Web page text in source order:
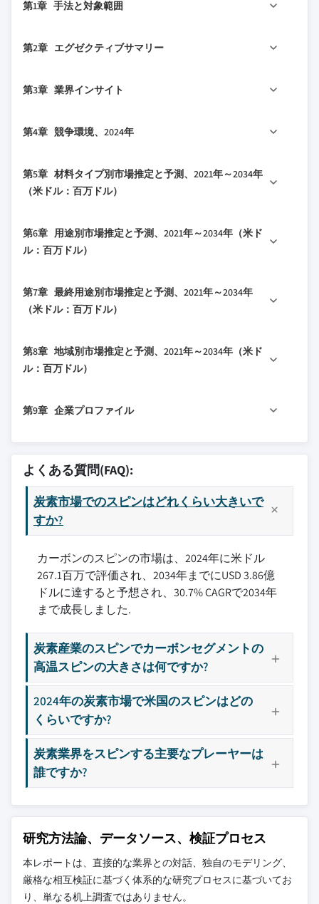
第1章 手法と対象範囲
1.2 調査設計
1.2.2 データ収集方法
1.3.1 グローバル
1.4 基本推定値と計算
1.4.1 基準年の計算
1.5 一次調査と検証
1.5.1 一次ソース
1.7 調査の前提条件と制限
第2章 エグゼクティブサマリー
2.2 主要市場トレンド
2.2.2 用途のトレンド
2.2.4 地域別のトレンド
2.3 TAM分析、2025-2034（米ドル：億ドル）
2.4.1 経営判断ポイント
2.4.2 重要成功要因
第3章 業界インサイト
3.1.1 サプライヤーの状況
3.1.3 コスト構造
3.1.4 各段階における付加価値
3.1.6 混乱要因
3.2 業界への影響要因
3.2.1.1 半導体業界におけるノードサイズ
の縮小
3.2.1.3 ファウンドリ投資の増加
3.2.1.5 先進的パッケージングにおける利
3.2.2.1 高い材料費と加工コスト
3.2.2.2 環境と廃棄物管理に関する懸念
3.3 成長ポテンシャル分析
3.4 規制環境
3.4.2 欧州
3.4.3 アジア太平洋
3.4.4 ラテンアメリカ
3.5 ポーターの分析
3.6 PESTEL分析
3.7 技術とイノベーションの状況
3.7.1 現在の技術トレンド
3.7.2 新興技術
3.8 新興ビジネスモデル
3.9 コンプライアンス要件
3.10 サステナビリティ対策
3.11 消費者センチメント分析
3.12 特許と知的財産分析
3.13 地政学的および貿易動向
第4章 競争環境、2024年
4.2 企業の市場シェア分析
4.2.1 地域別
4.2.1.2 欧州
4.3 主要企業の競争ベンチマーキング
4.3.1.2 利益率
4.3.2.2 技術
4.3.3 地理的プレゼンス比較
4.3.3.1 グローバルな足跡分析
ジ
4.3.3.3 地域別の市場浸透率
4.3.4 競争ポジショニングマトリックス
4.3.4.1 リーダー
4.3.4.2 チャレンジャー
4.3.4.3 フォロワー
4.3.4.4 ニッチプレイヤー
4.3.5 戦略的展望マトリックス
4.4 主要な動向、2021-2024年
4.4.1 合併と買収
4.4.2 パートナーシップと提携
4.4.3 技術的進歩
4.4.4 拡大と投資戦略
4.4.6 デジタルトランスフォーメーションの取り
組み
第5章 材料タイプ別市場推定と予測、2021年～2034年
（米ドル：百万ドル）
5.2 高温スピンオンカーボン
5.3 常温スピンオンカーボン
第6章 用途別市場推定と予測、2021年～2034年（米ド
ル：百万ドル）
6.2 ロジックデバイス
6.3 メモリデバイス
6.5 MEMS（微小電気機械システム）
6.8 その他
第7章 最終用途別市場推定と予測、2021年～2034年
（米ドル：百万ドル）
7.2 ファウンドリ
7.3 IDM（垂直統合型デバイスメーカー）
7.5 その他
第8章 地域別市場推定と予測、2021年～2034年（米ド
ル：百万ドル）
8.2 北米
8.2.2 カナダ
8.3 欧州
8.3.1 ドイツ
8.3.3 フランス
8.3.4 スペイン
8.3.5 イタリア
8.3.6 オランダ
8.4 アジア太平洋
8.4.1 中国
8.4.2 インド
8.4.3 日本
8.4.4 オーストラリア
8.4.5 韓国
8.5 ラテンアメリカ
8.5.1 ブラジル
8.5.2 メキシコ
8.6 中東・アフリカ
8.6.1 サウジアラビア
8.6.2 南アフリカ
8.6.3 アラブ首長国連邦
第9章 企業プロファイル
9.1 アプライド・マテリアルズ社
9.3 東進化学株式会社
9.4 デュポン社
9.5 Irresistible Materials
9.6 JSRマイクロ社
9.7 KOYJ株式会社
9.8 メルク社
9.9 ナノC
9.10 サムスンSDI株式会社
9.11 信越化学工業株式会社
9.12 YCCHEM CO.,Ltd.
主要な競合他社が見当たりませんか？
このレポートに掲載されている企業は厳選さ
れたものであり、競合全体を網羅するもので
はありません。
当社の市場収益計算は、個別にプロファイル
を含む全地域の全プレイヤーを考慮したボト
ムアップ手法を採用しています。プロファイ
ルセクションは戦略的に重要なプレイヤーに
焦点を当てており、市場規模の範囲を定義す
よくある質問(FAQ):
炭素市場でのスピンはどれくらい大きいで
すか?
カーボンのスピンの市場は、2024年に米ドル
267.1百万で評価され、2034年までにUSD 3.86億
ドルに達すると予想され、30.7% CAGRで2034年
まで成長しました.
炭素産業のスピンでカーボンセグメントの
高温スピンの大きさは何ですか?
2024年の炭素市場で米国のスピンはどの
くらいですか?
炭素業界をスピンする主要なプレーヤーは
誰ですか?
研究方法論、データソース、検証プロセス
本レポートは、直接的な業界との対話、独自のモデリング、
厳格な相互検証に基づく体系的な研究プロセスに基づいてお
り、単なる机上調査ではありません。